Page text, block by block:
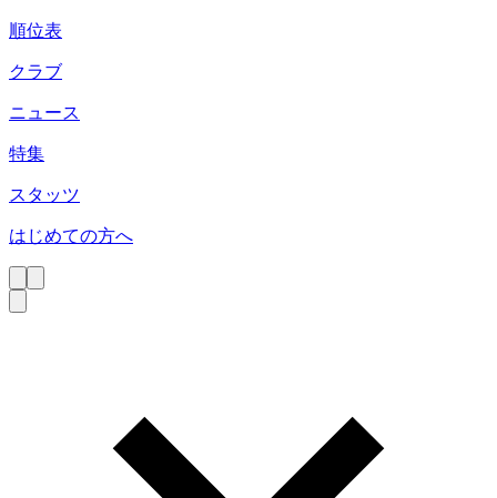
順位表
クラブ
ニュース
特集
スタッツ
はじめての方へ